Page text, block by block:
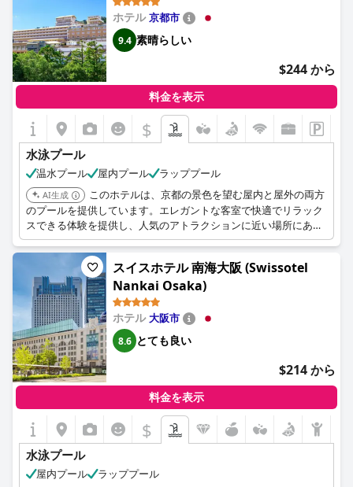
ホテル京都市
9.4 素晴らしい
$244 から
料金を表示
$
水泳プール
温水プール 屋内プール ラッププール
AI生成
このホテルは、京都の景色を望む屋内と屋外の両方
のプールを提供しています。エレガントな客室で快適でリラック
スできる体験を提供し、人気のアトラクションに近い場所にあり
ます。
スイスホテル 南海大阪 (Swissotel
Nankai Osaka)
ホテル大阪市
8.6 とても良い
$214 から
料金を表示
$
水泳プール
屋内プール ラッププール